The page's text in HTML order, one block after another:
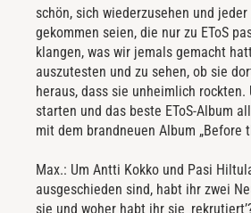
schön, sich wiederzusehen und
gekommen seien, die nur zu EToS
klangen, was wir jemals gemacht
auszutesten und zu sehen, ob sie
heraus, dass sie unheimlich
starten und das beste EToS-Album
mit dem brandneuen Album „Before
Max.: Um Antti Kokko und Pasi
ausgeschieden sind, habt ihr zwei
sie und woher habt ihr sie